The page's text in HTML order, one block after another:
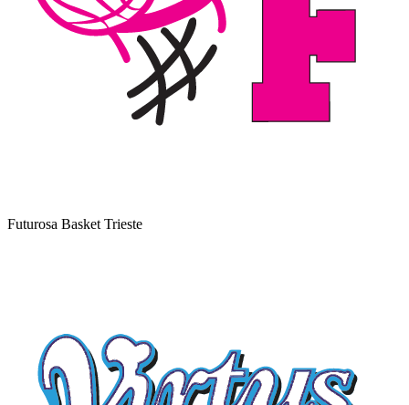
Futurosa Basket Trieste